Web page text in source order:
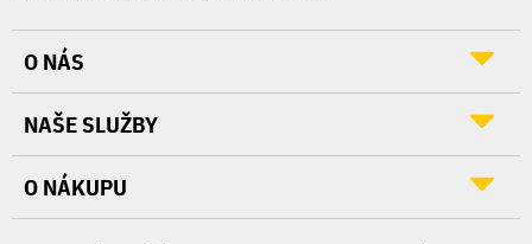
O NÁS
NAŠE SLUŽBY
O NÁKUPU